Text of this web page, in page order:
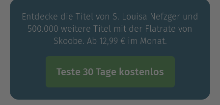
Entdecke die Titel von S. Louisa Nefzger und
500.000 weitere Titel mit der Flatrate von
Skoobe. Ab 12,99 € im Monat.
Teste 30 Tage kostenlos